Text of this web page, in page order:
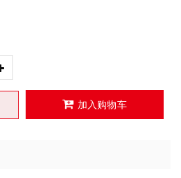
加入购物车